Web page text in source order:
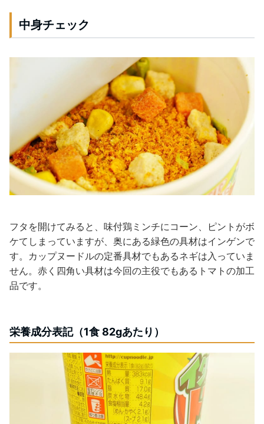
中身チェック
フタを開けてみると、味付鶏ミンチにコーン、ピントがボ
ケてしまっていますが、奥にある緑色の具材はインゲンで
す。カップヌードルの定番具材でもあるネギは入っていま
せん。赤く四角い具材は今回の主役でもあるトマトの加工
品です。
栄養成分表記（1食 82gあたり）